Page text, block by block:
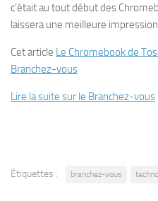
c’était au tout début des
laissera une meilleure
Cet article Le Chromebook de
Branchez-vous
Lire la suite sur le Branchez-vous
Étiquettes : branchez-vous techno